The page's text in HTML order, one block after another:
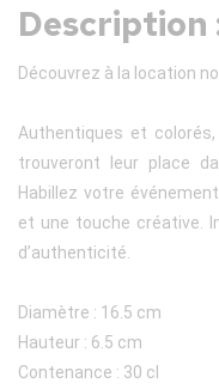
Description
Découvrez à la location
Authentiques et
trouveront leur place
Habillez votre
et une touche créative.
d’authenticité.
Diamètre : 16.5 cm
Hauteur : 6.5 cm
Contenance : 30 cl